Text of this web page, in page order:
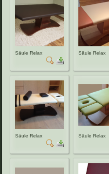
Säule Relax Säule Relax
Säule Relax Säule Relax